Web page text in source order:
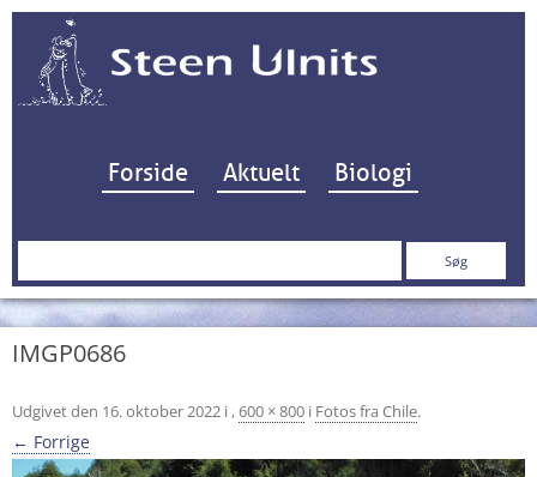
Hop til indhold
Forside Aktuelt Biologi
Søg
IMGP0686
Udgivet den 16. oktober 2022 i ,600 × 800 i Fotos fra Chile.
← Forrige